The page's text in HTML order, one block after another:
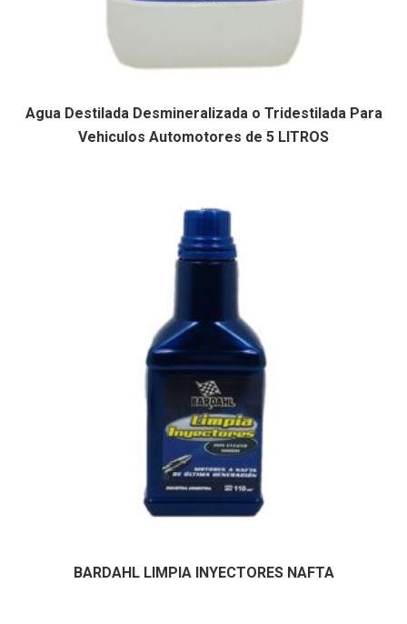
Agua Destilada Desmineralizada o Tridestilada Para
Vehiculos Automotores de 5 LITROS
BARDAHL LIMPIA INYECTORES NAFTA